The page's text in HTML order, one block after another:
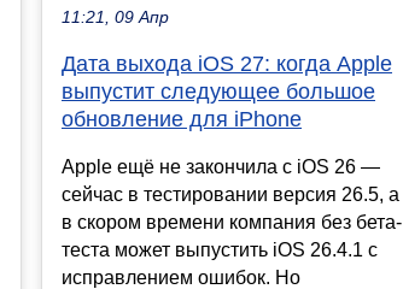
11:21, 09 Апр
Дата выхода iOS 27: когда Apple
выпустит следующее большое
обновление для iPhone
Apple ещё не закончила с iOS 26 —
сейчас в тестировании версия 26.5, а
в скором времени компания без бета-
теста может выпустить iOS 26.4.1 с
исправлением ошибок. Но